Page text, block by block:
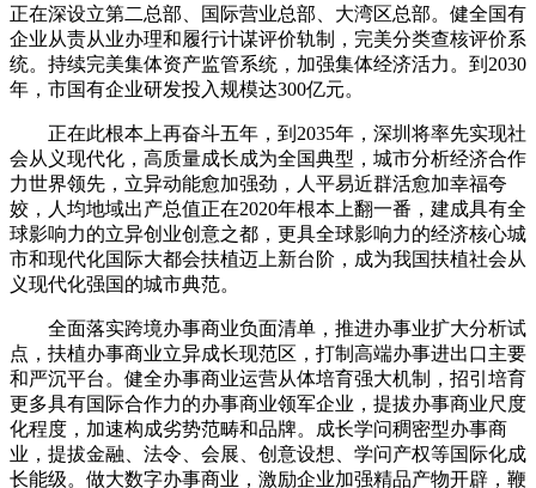
正在深设立第二总部、国际营业总部、大湾区总部。健全国有
企业从责从业办理和履行计谋评价轨制，完美分类查核评价系
统。持续完美集体资产监管系统，加强集体经济活力。到2030
年，市国有企业研发投入规模达300亿元。
正在此根本上再奋斗五年，到2035年，深圳将率先实现社
会从义现代化，高质量成长成为全国典型，城市分析经济合作
力世界领先，立异动能愈加强劲，人平易近群活愈加幸福夸
姣，人均地域出产总值正在2020年根本上翻一番，建成具有全
球影响力的立异创业创意之都，更具全球影响力的经济核心城
市和现代化国际大都会扶植迈上新台阶，成为我国扶植社会从
义现代化强国的城市典范。
全面落实跨境办事商业负面清单，推进办事业扩大分析试
点，扶植办事商业立异成长现范区，打制高端办事进出口主要
和严沉平台。健全办事商业运营从体培育强大机制，招引培育
更多具有国际合作力的办事商业领军企业，提拔办事商业尺度
化程度，加速构成劣势范畴和品牌。成长学问稠密型办事商
业，提拔金融、法令、会展、创意设想、学问产权等国际化成
长能级。做大数字办事商业，激励企业加强精品产物开辟，鞭